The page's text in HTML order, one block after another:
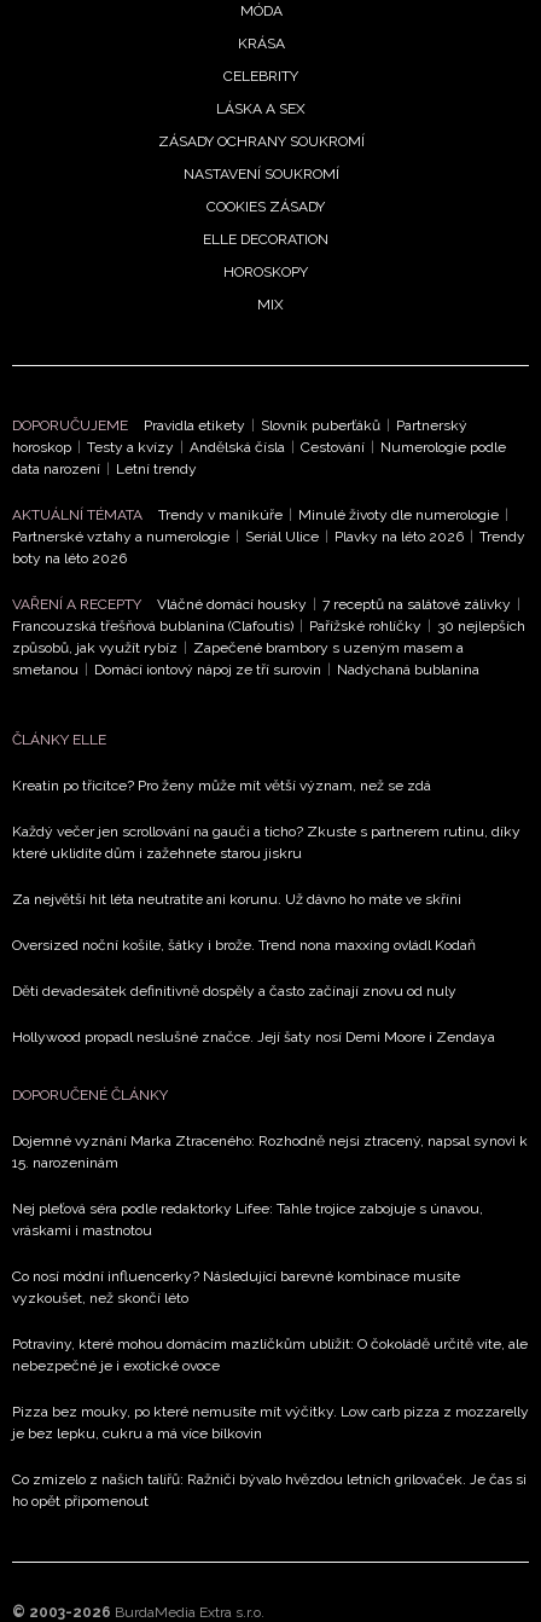
podmínkami společnosti BurdaMedia Extra s.r.o.
potvrzujete, že jste se seznámili seZásadami
- BurdaMedia Extra s.r.o. bude s
Vašimi údaji pracovat zejména k organizaci a
vyhodnocení akce a zasílání novinek.
Chcete navíc dostávat i další zajímavé a exkluzivní
zpracováním údajů k tomuto účelu podleZásad ochrany
MÓDA
KRÁSA
CELEBRITY
LÁSKA A SEX
ZÁSADY OCHRANY SOUKROMÍ
NASTAVENÍ SOUKROMÍ
COOKIES ZÁSADY
ELLE DECORATION
HOROSKOPY
MIX
DOPORUČUJEME Pravidla etikety | Slovník puberťáků | Partnerský
horoskop | Testy a kvízy | Andělská čísla | Cestování | Numerologie podle
data narození | Letní trendy
AKTUÁLNÍ TÉMATA Trendy v manikúře | Minulé životy dle numerologie |
Partnerské vztahy a numerologie | Seriál Ulice | Plavky na léto 2026 | Trendy
boty na léto 2026
VAŘENÍ A RECEPTY Vláčné domácí housky | 7 receptů na salátové zálivky |
Francouzská třešňová bublanina (Clafoutis) | Pařížské rohlíčky | 30 nejlepších
způsobů, jak využít rybíz | Zapečené brambory s uzeným masem a
smetanou | Domácí iontový nápoj ze tří surovin | Nadýchaná bublanina
ČLÁNKY ELLE
Kreatin po třicítce? Pro ženy může mít větší význam, než se zdá
Každý večer jen scrollování na gauči a ticho? Zkuste s partnerem rutinu, díky
které uklidíte dům i zažehnete starou jiskru
Za největší hit léta neutratíte ani korunu. Už dávno ho máte ve skříni
Oversized noční košile, šátky i brože. Trend nona maxxing ovládl Kodaň
Děti devadesátek definitivně dospěly a často začínají znovu od nuly
Hollywood propadl neslušné značce. Její šaty nosí Demi Moore i Zendaya
DOPORUČENÉ ČLÁNKY
Dojemné vyznání Marka Ztraceného: Rozhodně nejsi ztracený, napsal synovi k
15. narozeninám
Nej pleťová séra podle redaktorky Lifee: Tahle trojice zabojuje s únavou,
vráskami i mastnotou
Co nosí módní influencerky? Následující barevné kombinace musíte
vyzkoušet, než skončí léto
Potraviny, které mohou domácím mazlíčkům ublížit: O čokoládě určitě víte, ale
nebezpečné je i exotické ovoce
Pizza bez mouky, po které nemusíte mít výčitky. Low carb pizza z mozzarelly
je bez lepku, cukru a má více bílkovin
Co zmizelo z našich talířů: Ražniči bývalo hvězdou letních grilovaček. Je čas si
ho opět připomenout
© 2003-2026 BurdaMedia Extra s.r.o.